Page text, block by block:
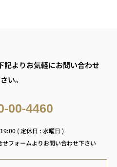
記よりお気軽にお問い合わせ
い。
00-4460
( 定休日 : 水曜日 )
フォームよりお問い合わせ下さい